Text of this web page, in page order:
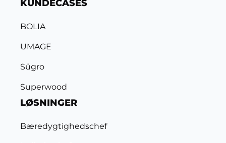
KUNDECASES
BOLIA
UMAGE
Sügro
Superwood
LØSNINGER
Bæredygtighedschef